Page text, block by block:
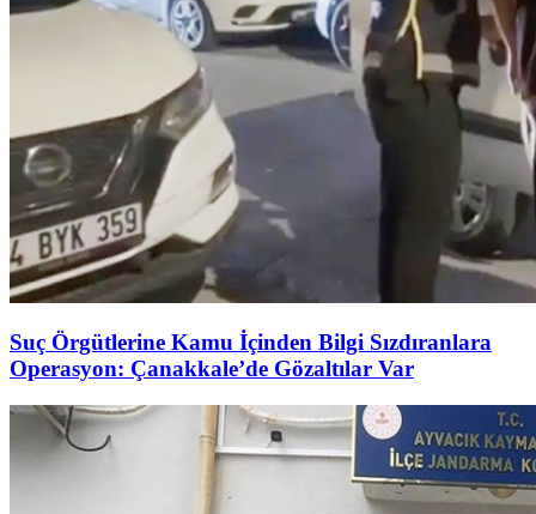
Suç Örgütlerine Kamu İçinden Bilgi Sızdıranlara
Operasyon: Çanakkale’de Gözaltılar Var